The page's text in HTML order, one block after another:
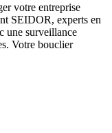
votre entreprise
SEIDOR, experts en
une surveillance
Votre bouclier